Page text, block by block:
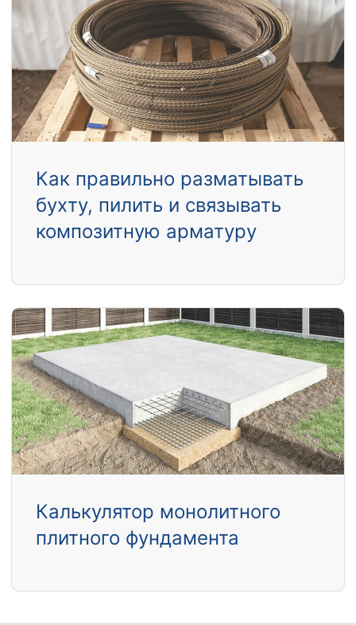
Как правильно разматывать
бухту, пилить и связывать
композитную арматуру
Калькулятор монолитного
плитного фундамента